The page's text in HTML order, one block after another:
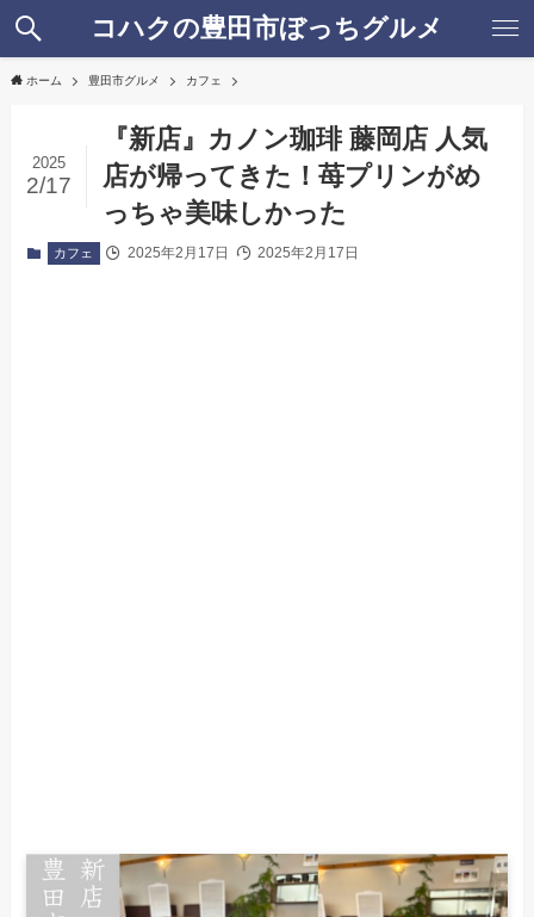
コハクの豊田市ぼっちグルメ
ホーム 豊田市グルメ カフェ
『新店』カノン珈琲 藤岡店 人気
店が帰ってきた！苺プリンがめ
っちゃ美味しかった
2025
2/17
カフェ 2025年2月17日 2025年2月17日